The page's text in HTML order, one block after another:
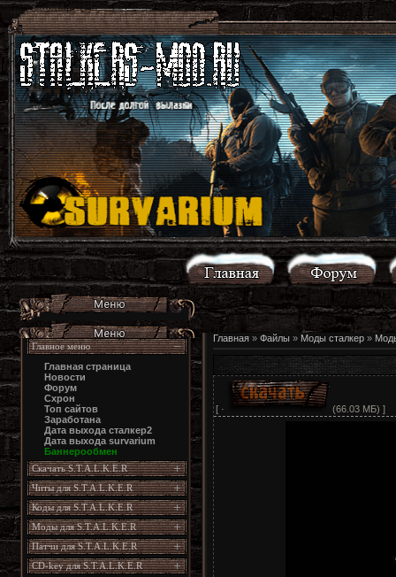
Главное меню
Главная страница
Новости
Форум
Схрон
Топ сайтов
Заработана
Дата выхода сталкер2
Дата выхода survarium
Баннерообмен
Скачать S.T.A.L.K.E.R
Читы для S.T.A.L.K.E.R
Коды для S.T.A.L.K.E.R
Моды для S.T.A.L.K.E.R
Патчи для S.T.A.L.K.E.R
CD-key для S.T.A.L.K.E.R
Главная» Файлы» Моды сталкер»
[ · (66.03 МБ) ]